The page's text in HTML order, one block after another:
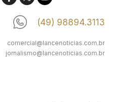
(49) 98894.3113
comercial@lancenoticias.com.br
jornalismo@lancenoticias.com.br